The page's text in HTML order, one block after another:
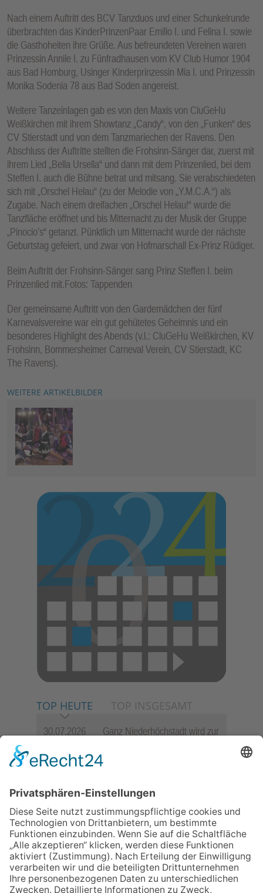
Nach einem Auftritt des BCV Tanzduos und einer Schunkelrunde
überbrachten das KinderPrinzenPaar Emilio I. und Felina I. sowie
die Gasthoheiten ihre Grüße. Aus befreundeten Vereinen waren
Prinzessin Anniie I. zu Fünfradhausen vom KV Club Humor 1904
aus Bad Homburg, Usinger Kinderprinzessin Mia I. und Prinzessin
Monika Sodenia 78 aus Bad Soden angereist.
Weitere Tanzeinlagen gab es von den Maxis von CluGeHu
Weißkirchen mit ihrem Showtanz „Candy“, von den „Funken“ des
CV Stierstadt und von dem Tanzmariechen der Ravens. Den
Abschluss der Auftritte stellten die Frohsinn-Sänger dar, zuerst mit
ihrem Lied „Bella Ursella“ und dann mit dem Prinzenlied, bei dem
Steffen I. auch die Bühne betrat und mitsang. Sie verabschiedeten
sich mit „Orschel Helau“ (zu der Melodie von „Y.M.C.A.“) als
Zugabe. Nach einem dreifachen „Orschel Helau!“ wurde die
Tanzfläche eröffnet und bis Mitternacht zu der Musik der Gruppe
„Pinocio’s“ getanzt. Pünktlich um Mitternacht wurde der nächste
Geburtstag gefeiert, und zwar von Hofmarschall Ex-Prinz Rüdiger.
Beim Auftritt der Frohsinn-Sänger sang Prinz Steffen I. beim
Prinzenlied mit.Fotos: Tappenden
Der gemeinsame Auftritt von den Gardemädchen der fünf
Karnevalsvereine war ein gut gehütetes Geheimnis und ein
besonderes Highlight des Abends (v.l.: CluGeHu Weißkirchen, KV
Frohsinn, Bommersheimer Carneval Verein, CV Stierstadt, KC
The Ravens).
WEITERE ARTIKELBILDER
TOP HEUTE TOP INSGESAMT
30.07.2026
Ganz Niederhöchstadt wird zur
06.08.2026
Hisamoto und Tölke begeistern
Wachsmuth
präsentiert sein neues
Programm „Changes“
09.07.2026
Wasserampel steht auf Gelb:
Stadt ruft zum Wassersparen
auf
23.07.2026
Zwischen Fachwerk, Wein und